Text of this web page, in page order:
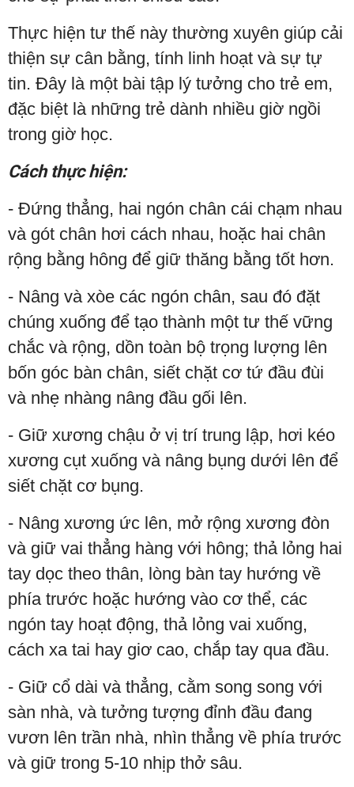
Thực hiện tư thế này thường xuyên giúp cải
thiện sự cân bằng, tính linh hoạt và sự tự
tin. Đây là một bài tập lý tưởng cho trẻ em,
đặc biệt là những trẻ dành nhiều giờ ngồi
trong giờ học.
Cách thực hiện:
- Đứng thẳng, hai ngón chân cái chạm nhau
và gót chân hơi cách nhau, hoặc hai chân
rộng bằng hông để giữ thăng bằng tốt hơn.
- Nâng và xòe các ngón chân, sau đó đặt
chúng xuống để tạo thành một tư thế vững
chắc và rộng, dồn toàn bộ trọng lượng lên
bốn góc bàn chân, siết chặt cơ tứ đầu đùi
và nhẹ nhàng nâng đầu gối lên.
- Giữ xương chậu ở vị trí trung lập, hơi kéo
xương cụt xuống và nâng bụng dưới lên để
siết chặt cơ bụng.
- Nâng xương ức lên, mở rộng xương đòn
và giữ vai thẳng hàng với hông; thả lỏng hai
tay dọc theo thân, lòng bàn tay hướng về
phía trước hoặc hướng vào cơ thể, các
ngón tay hoạt động, thả lỏng vai xuống,
cách xa tai hay giơ cao, chắp tay qua đầu.
- Giữ cổ dài và thẳng, cằm song song với
sàn nhà, và tưởng tượng đỉnh đầu đang
vươn lên trần nhà, nhìn thẳng về phía trước
và giữ trong 5-10 nhịp thở sâu.